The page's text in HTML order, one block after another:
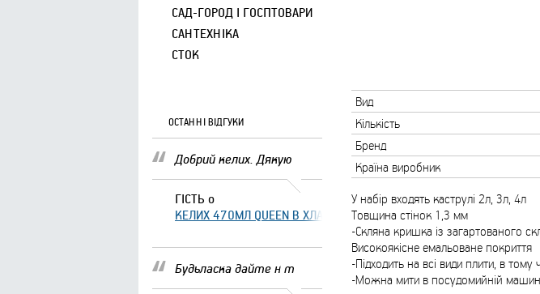
САД-ГОРОД І ГОСПТОВАРИ
САНТЕХНІКА
СТОК
ОСТАННІ ВІДГУКИ
Добрий келих. Дякую
ГІСТЬ о
КЕЛИХ 470МЛ QUEEN В ХЛАМІНГО ТМ FARGLASS
Будьласка дайте н т
Вид
Кількість
Бренд
Країна виробник
У набір входять каструлі 2л, 3л, 4л
Товщина стінок 1,3 мм
-Скляна кришка із загартованого
Високоякісне емальоване покриття
-Підходить на всі види плити, в тому
-Можна мити в посудомийній